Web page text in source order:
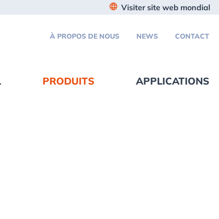
Visiter site web mondial
À PROPOS DE NOUS NEWS CONTACT
PRODUITS APPLICATIONS